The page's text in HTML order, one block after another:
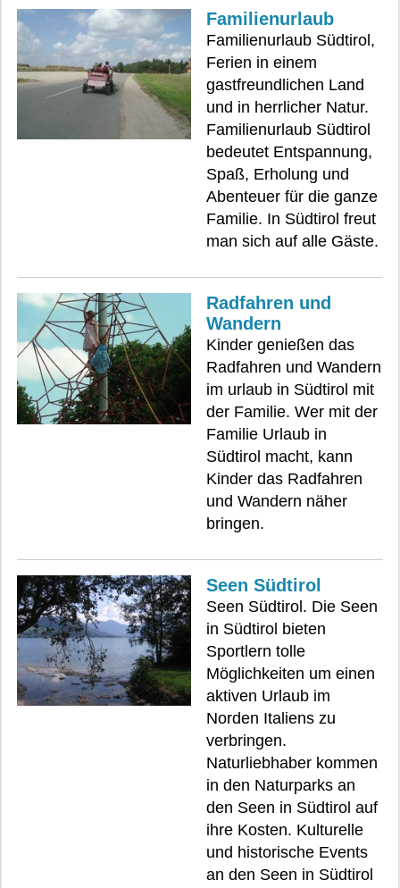
Familienurlaub
Familienurlaub Südtirol,
Ferien in einem
gastfreundlichen Land
und in herrlicher Natur.
Familienurlaub Südtirol
bedeutet Entspannung,
Spaß, Erholung und
Abenteuer für die ganze
Familie. In Südtirol freut
man sich auf alle Gäste.
Radfahren und
Wandern
Kinder genießen das
Radfahren und Wandern
im urlaub in Südtirol mit
der Familie. Wer mit der
Familie Urlaub in
Südtirol macht, kann
Kinder das Radfahren
und Wandern näher
bringen.
Seen Südtirol
Seen Südtirol. Die Seen
in Südtirol bieten
Sportlern tolle
Möglichkeiten um einen
aktiven Urlaub im
Norden Italiens zu
verbringen.
Naturliebhaber kommen
in den Naturparks an
den Seen in Südtirol auf
ihre Kosten. Kulturelle
und historische Events
an den Seen in Südtirol